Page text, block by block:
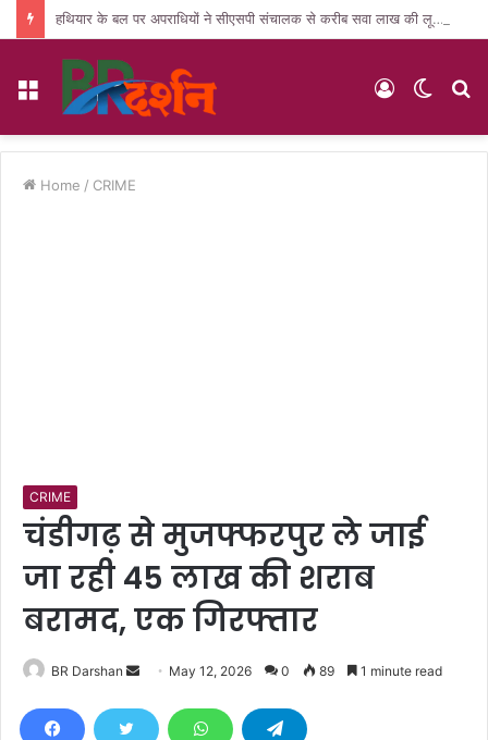
हथियार के बल पर अपराधियों ने सीएसपी संचालक से करीब सवा लाख की लूट, जांच में जुटी पुलिस
Menu
Switch
Log
Home / CRIME
CRIME
चंडीगढ़ से मुजफ्फरपुर ले जाई
जा रही 45 लाख की शराब
बरामद, एक गिरफ्तार
BR Darshan May 12, 2026 0 89 1 minute read